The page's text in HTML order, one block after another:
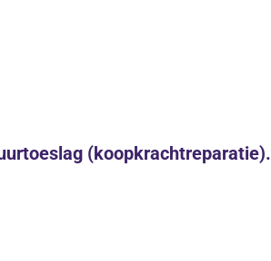
(koopkrachtreparatie).